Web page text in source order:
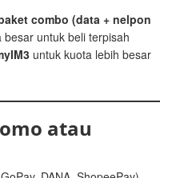
combo (data + nelpon
untuk beli terpisah
untuk kuota lebih besar
atau